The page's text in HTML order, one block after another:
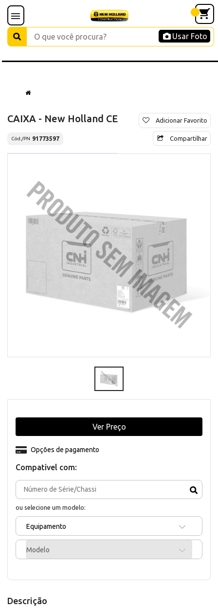
Usar Foto
CAIXA - New Holland CE
Cód./PN 91773597
Adicionar Favorito
Compartilhar
Compativel com:
ou selecione um modelo:
Equipamento
Modelo
Opções de pagamento
Ver Preço
Descrição